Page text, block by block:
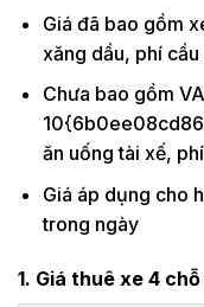
Giá đã bao gồm
xăng dầu, phí
Chưa bao gồm
ăn uống tài xế,
Giá áp dụng cho
trong ngày
1. Giá thuê xe 4